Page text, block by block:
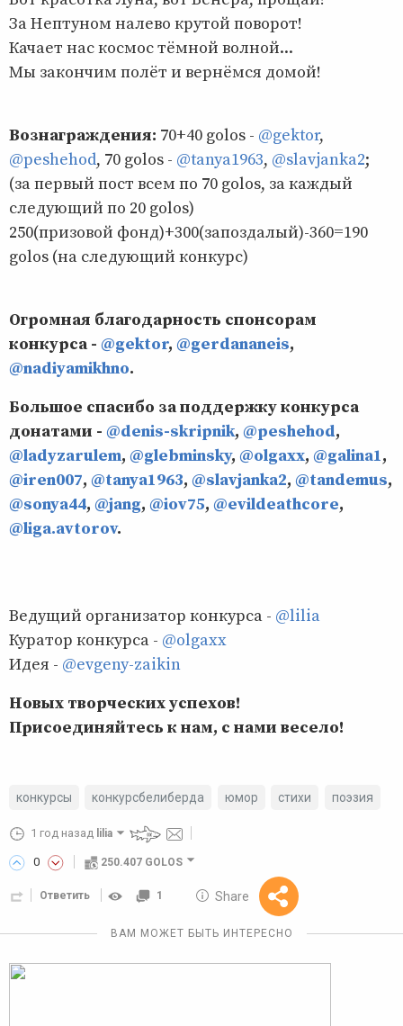
За Нептуном налево крутой поворот!
Качает нас космос тёмной волной...
Мы закончим полёт и вернёмся домой!
Вознаграждения: 70+40 gоlоs - @gektor,
@peshehod, 70 gоlоs - @tanya1963, @slavjanka2;
(за первый пост всем по 70 gоlоs, за каждый
следующий по 20 gоlоs)
250(призовой фонд)+300(запоздалый)-360=190
gоlоs (на следующий конкурс)
Огромная благодарность спонсорам
конкурса - @gektor, @gerdananeis,
@nadiyamikhno.
Большое спасибо за поддержку конкурса
донатами - @denis-skripnik, @peshehod,
@ladyzarulem, @glebminsky, @olgaxx, @galina1,
@iren007, @tanya1963, @slavjanka2, @tandemus,
@sonya44, @jang, @iov75, @evildeathcore,
@liga.avtorov.
Ведущий организатор конкурса - @lilia
Куратор конкурса - @olgaxx
Идея - @evgeny-zaikin
Новых творческих успехов!
Присоединяйтесь к нам, с нами весело!
конкурсы конкурсбелиберда юмор стихи поэзия
1 год назад lilia
0 250.407 GOLOS
Ответить 1 Share
10 GOLOS
ВАМ МОЖЕТ БЫТЬ ИНТЕРЕСНО